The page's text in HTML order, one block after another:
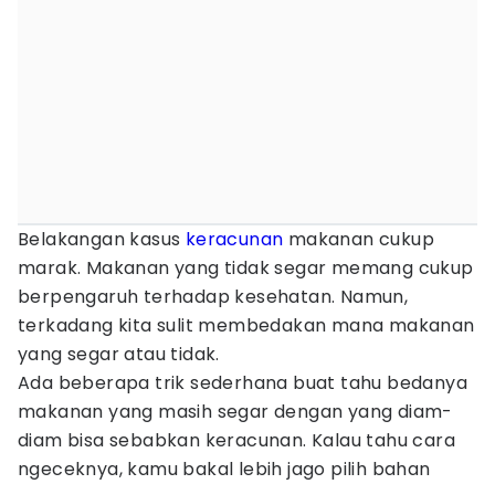
Belakangan kasus keracunan makanan cukup
marak. Makanan yang tidak segar memang cukup
berpengaruh terhadap kesehatan. Namun,
terkadang kita sulit membedakan mana makanan
yang segar atau tidak.
Ada beberapa trik sederhana buat tahu bedanya
makanan yang masih segar dengan yang diam-
diam bisa sebabkan keracunan. Kalau tahu cara
ngeceknya, kamu bakal lebih jago pilih bahan